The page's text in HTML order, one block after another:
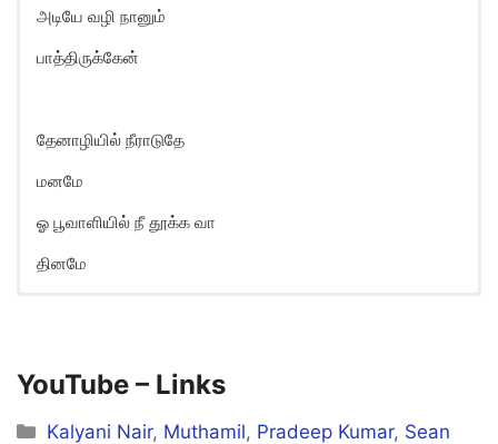
அடியே வழி நானும்
பாத்திருக்கேன்
தேனாழியில் நீராடுதே
மனமே
ஓ பூவாளியில் நீ தூக்க வா
தினமே
Kaadhal kanavae
YouTube – Links
Categories
Kalyani Nair, Muthamil, Pradeep Kumar, Sean